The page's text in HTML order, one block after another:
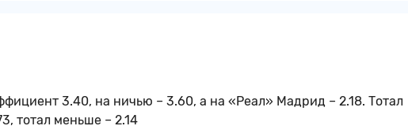
3.40, на ничью – 3.60, а на «Реал» Мадрид – 2.18. Тотал
тотал меньше – 2.14